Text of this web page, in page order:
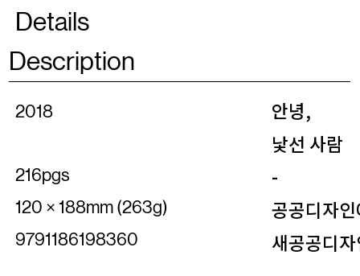
Details
Description
2018
216pgs
120 × 188mm (263g)
9791186198360
안녕,
낯선 사람
-
공공디자
새공공디